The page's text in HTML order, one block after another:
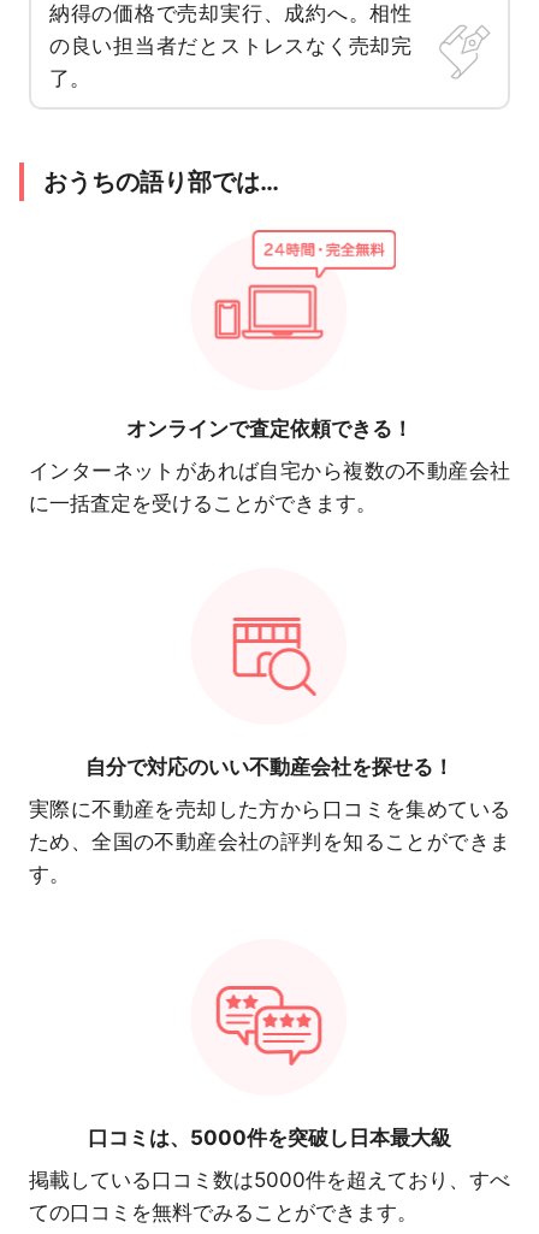
納得の価格で売却実行、成約へ。相性
の良い担当者だとストレスなく売却完
了。
おうちの語り部では…
オンラインで査定依頼できる！
インターネットがあれば自宅から複数の不動産会社
に一括査定を受けることができます。
自分で対応のいい不動産会社を探せる！
実際に不動産を売却した方から口コミを集めている
ため、全国の不動産会社の評判を知ることができま
す。
口コミは、 5000件を突破し日本最大級
掲載している口コミ数は5000件を超えており、すべ
ての口コミを無料でみることができます。